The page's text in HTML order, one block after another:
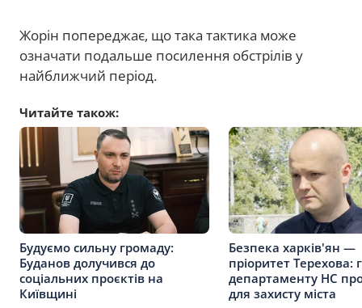
Жорін попереджає, що така тактика може
означати подальше посилення обстрілів у
найближчий період.
Читайте також:
Будуємо сильну громаду:
Буданов долучився до
соціальних проєктів на
Київщині
Безпека харків'ян —
пріоритет Терехова:
департаменту НС
для захисту міста